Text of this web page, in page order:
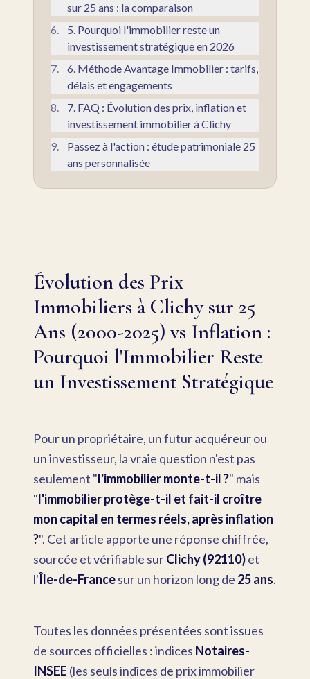
sur 25 ans : la comparaison
6.
5. Pourquoi l'immobilier reste un
investissement stratégique en 2026
7.
6. Méthode Avantage Immobilier : tarifs,
délais et engagements
8.
7. FAQ : Évolution des prix, inflation et
investissement immobilier à Clichy
9.
Passez à l'action : étude patrimoniale 25
ans personnalisée
Évolution des Prix
Immobiliers à Clichy sur 25
Ans (2000-2025) vs Inflation :
Pourquoi l'Immobilier Reste
un Investissement Stratégique
Pour un propriétaire, un futur acquéreur ou
un investisseur, la vraie question n'est pas
seulement "l'immobilier monte-t-il ?" mais
"l'immobilier protège-t-il et fait-il croître
mon capital en termes réels, après inflation
?". Cet article apporte une réponse chiffrée,
sourcée et vérifiable surClichy (92110)et
l'Île-de-Francesur un horizon long de 25 ans.
Toutes les données présentées sont issues
de sources officielles : indices Notaires-
INSEE (les seuls indices de prix immobilier